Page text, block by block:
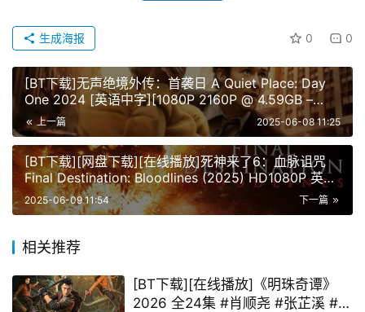
0 0
生成海报
[BT下载]无声绝境外传：首袭日 A Quiet Place: Day
One 2024 [英语中字][1080P 2160P @ 4.59GB –
45.78GB]
上一篇 2025-06-08 11:25
[BT下载][网盘下载][在线播放]死神来了6：血脉诅咒
Final Destination: Bloodlines (2025) HD1080P 英语
中字
下一篇
2025-06-09 11:54
相关推荐
[BT下载][在线播放]《明珠奇谭》
2026 全24集 #肖顺尧 #张芷溪 #李